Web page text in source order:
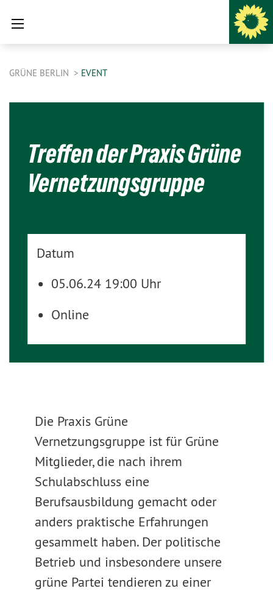
GRÜNE BERLIN EVENT
Treffen der Praxis Grüne
Vernetzungsgruppe
Datum
05.06.24 19:00 Uhr
Online
Die Praxis Grüne
Vernetzungsgruppe ist für Grüne
Mitglieder, die nach ihrem
Schulabschluss eine
Berufsausbildung gemacht oder
anders praktische Erfahrungen
gesammelt haben. Der politische
Betrieb und insbesondere unsere
grüne Partei tendieren zu einer